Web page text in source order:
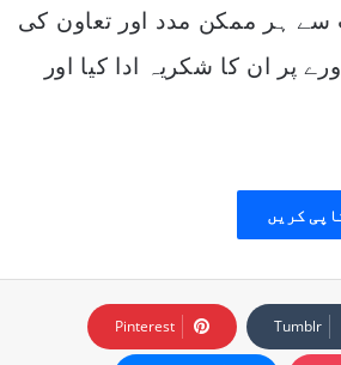
سے ہر ممکن مدد اور تعاون کی
پر ان کا شکریہ ادا کیا اور
Tumblr
Pinterest